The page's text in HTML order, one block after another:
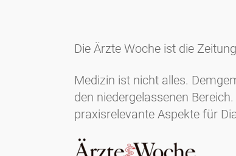
Die Ärzte Woche ist die
Medizin ist nicht alles.
den niedergelassenen
praxisrelevante Aspekte für